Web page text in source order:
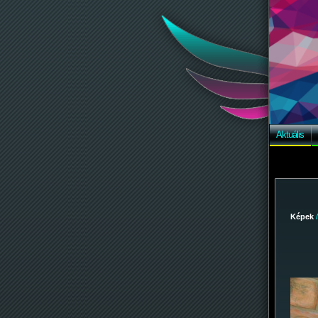
Aktuális
Képek